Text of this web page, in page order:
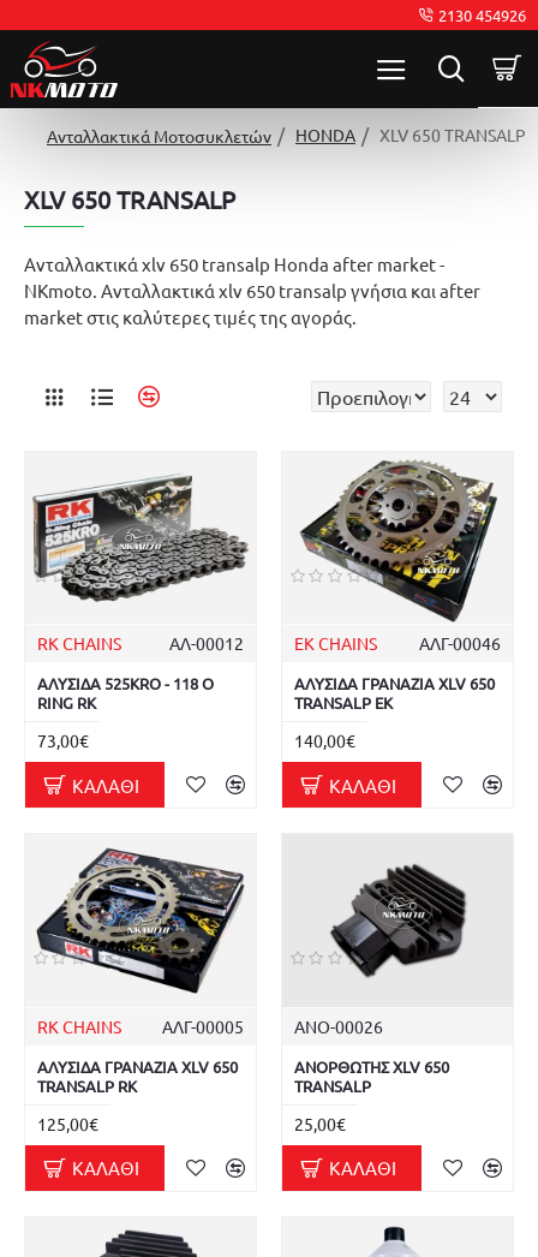
2130 454926
Ανταλλακτικά Μοτοσυκλετών HONDA XLV 650 TRANSALP
XLV 650 TRANSALP
Ανταλλακτικά xlv 650 transalp Honda after market -
NKmoto. Ανταλλακτικά xlv 650 transalp γνήσια και after
market στις καλύτερες τιμές της αγοράς.
RK CHAINS ΑΛ-00012
ΑΛΥΣΙΔΑ 525KRO - 118 O
RING RK
73,00€
ΚΑΛΆΘΙ
EK CHAINS ΑΛΓ-00046
ΑΛΥΣΙΔΑ ΓΡΑΝΑΖΙΑ XLV 650
TRANSALP EK
140,00€
ΚΑΛΆΘΙ
RK CHAINS ΑΛΓ-00005
ΑΛΥΣΙΔΑ ΓΡΑΝΑΖΙΑ XLV 650
TRANSALP RK
125,00€
ΚΑΛΆΘΙ
ΑΝΟ-00026
ΑΝΟΡΘΩΤΗΣ XLV 650
TRANSALP
25,00€
ΚΑΛΆΘΙ